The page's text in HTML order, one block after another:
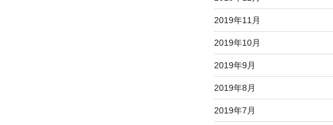
2019年11月
2019年10月
2019年9月
2019年8月
2019年7月